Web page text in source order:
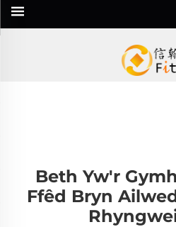
Beth Yw'r
Ffêd Bryn